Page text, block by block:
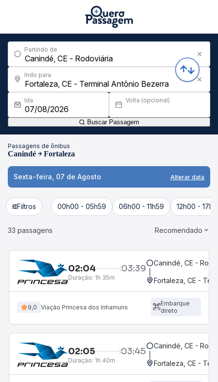
Partindo de
Indo para
Ida Volta (opcional)
Buscar Passagem
Passagens de ônibus
Canindé Fortaleza
Sexta-feira, 07 de Agosto Alterar data
Filtros 00h00 - 05h59 06h00 - 11h59 12h00 -
33 passagens Recomendado
02:04 03:39
Duração: 1h 35m
Canindé, CE -
Fortaleza, CE -
9,0 Viação Princesa dos Inhamuns
Embarque
direto
02:05 03:45
Duração: 1h 40m
Canindé, CE -
Fortaleza, CE -